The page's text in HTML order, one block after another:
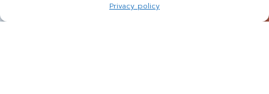
Privacy policy